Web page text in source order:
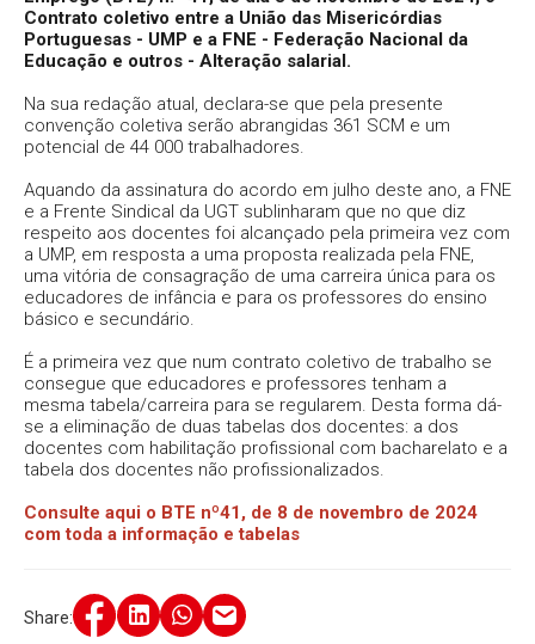
Contrato coletivo entre a União das Misericórdias
Portuguesas - UMP e a FNE - Federação Nacional da
Educação e outros - Alteração salarial.
Na sua redação atual, declara-se que pela presente
convenção coletiva serão abrangidas 361 SCM e um
potencial de 44 000 trabalhadores.
Aquando da assinatura do acordo em julho deste ano, a FNE
e a Frente Sindical da UGT sublinharam que no que diz
respeito aos docentes foi alcançado pela primeira vez com
a UMP, em resposta a uma proposta realizada pela FNE,
uma vitória de consagração de uma carreira única para os
educadores de infância e para os professores do ensino
básico e secundário.
É a primeira vez que num contrato coletivo de trabalho se
consegue que educadores e professores tenham a
mesma tabela/carreira para se regularem. Desta forma dá-
se a eliminação de duas tabelas dos docentes: a dos
docentes com habilitação profissional com bacharelato e a
tabela dos docentes não profissionalizados.
Consulte aqui o BTE nº41, de 8 de novembro de 2024
com toda a informação e tabelas
Share: